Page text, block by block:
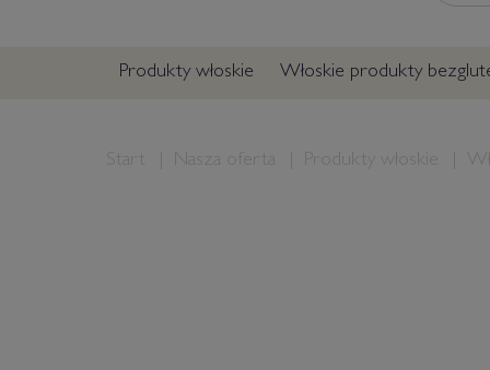
Produkty włoskie Włoskie produkty
Start Nasza oferta Produkty włoskie